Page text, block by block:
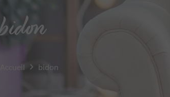
bidon
Accueil bidon